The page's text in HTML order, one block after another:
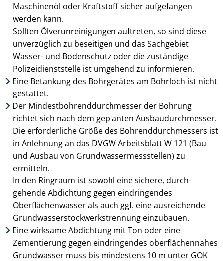
Maschinenöl oder Kraftstoff sicher aufgefangen
werden kann.
Sollten Ölverunreinigungen auftreten, so sind diese
unverzüglich zu beseitigen und das Sachgebiet
Wasser- und Bodenschutz oder die zuständige
Polizeidienststelle ist umgehend zu informieren.
Eine Betankung des Bohrgerätes am Bohrloch ist nicht
gestattet.
Der Mindestbohrenddurchmesser der Bohrung
richtet sich nach dem geplanten Aus­baudurchmesser.
Die erforderliche Größe des Bohrenddurchmessers ist
in Anlehnung an das DVGW Arbeitsblatt W 121 (Bau
und Ausbau von Grund­wasser­messstellen) zu
ermitteln.
In den Ringraum ist sowohl eine sichere, durch­
gehende Abdichtung gegen ein­dringendes
Oberflächen­wasser als auch ggf. eine ausreichende
Grund­wasserstock­werks­trennung einzubauen.
Eine wirksame Abdichtung mit Ton oder eine
Zementierung gegen eindringendes oberflächennahes
Grund­wasser muss bis mindestens 10 m unter GOK